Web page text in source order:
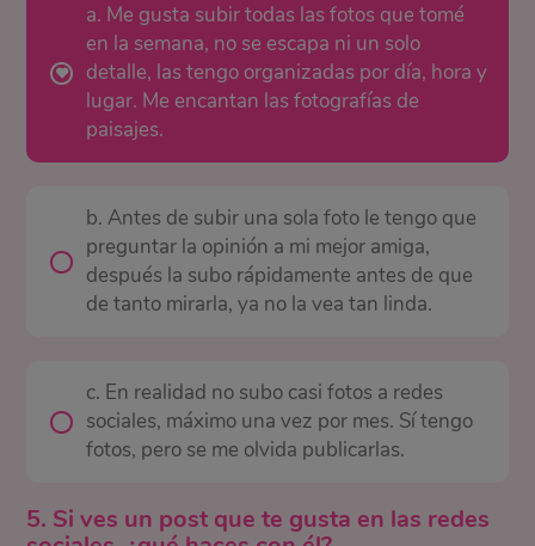
a. Me gusta subir todas las fotos que tomé
en la semana, no se escapa ni un solo
detalle, las tengo organizadas por día, hora y
lugar. Me encantan las fotografías de
paisajes.
b. Antes de subir una sola foto le tengo que
preguntar la opinión a mi mejor amiga,
después la subo rápidamente antes de que
de tanto mirarla, ya no la vea tan linda.
c. En realidad no subo casi fotos a redes
sociales, máximo una vez por mes. Sí tengo
fotos, pero se me olvida publicarlas.
5. Si ves un post que te gusta en las redes